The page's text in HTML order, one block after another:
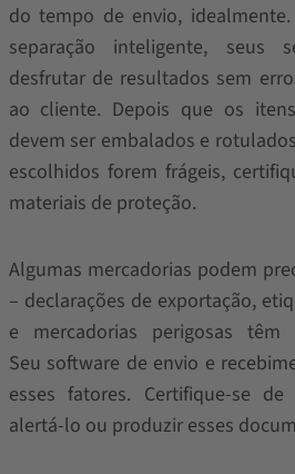
do tempo de envio,
separação inteligente, seus
desfrutar de resultados sem
ao cliente. Depois que os
devem ser embalados e
escolhidos forem frágeis,
materiais de proteção.
Algumas mercadorias podem
– declarações de exportação,
e mercadorias perigosas têm
Seu software de envio e
esses fatores. Certifique-se
alertá-lo ou produzir esses